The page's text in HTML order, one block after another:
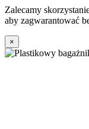
Zalecamy
aby zagwarantować
×